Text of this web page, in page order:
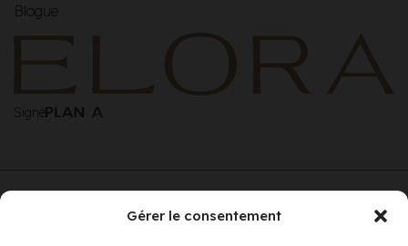
Gérer le consentement
Blogue
Signé
2005 av. de Bois-de-Boulogne, Laval QC H7N 0J7